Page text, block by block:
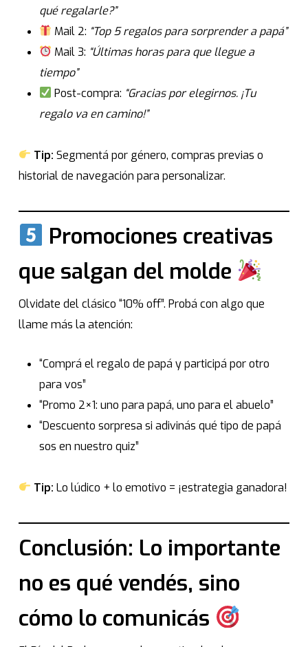
qué regalarle?”
Mail 2: “Top 5 regalos para sorprender a papá”
Mail 3: “Últimas horas para que llegue a
tiempo”
Post-compra: “Gracias por elegirnos. ¡Tu
regalo va en camino!”
Tip: Segmentá por género, compras previas o
historial de navegación para personalizar.
Promociones creativas
que salgan del molde
Olvidate del clásico “10% off”. Probá con algo que
llame más la atención:
“Comprá el regalo de papá y participá por otro
para vos”
“Promo 2×1: uno para papá, uno para el abuelo”
“Descuento sorpresa si adivinás qué tipo de papá
sos en nuestro quiz”
Tip: Lo lúdico + lo emotivo = ¡estrategia ganadora!
Conclusión: Lo importante
no es qué vendés, sino
cómo lo comunicás